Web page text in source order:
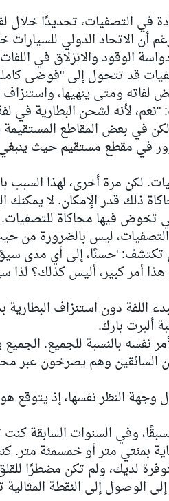
في التصفيات، تحديدًا خلال
أن الاتحاد الدولي
الوقود والانزلاق في
قد تتحول إلى "فوضى
لفاته ومتى ينهيها، واستنزاف
"نعم، لأنه لشحن البطارية في
في بعض المقاطع
في مقطع مستقيم حيث
لكن مرة أخرى، لهذا السبب
ذلك قدر الإمكان. لا يمكنك
تخوض فيها محاكاة
ليس بالضرورة من
تكتشف: 'حسنًا، إلى أي مدى
أمر كبير، أليس كذلك؟ لذا
اللفة دون استنزاف البطارية
ألبرت بارك.
نفسه بالنسبة للجميع. الجميع
السائقين وهم يصرخون عبر
النظر نفسها، إذ يتوقع
وفي السنوات السابقة
بمئتي متر أو خمسمئة متر.
لديك، ولم تكن مضطرًا
الوصول إلى النقطة المثالية